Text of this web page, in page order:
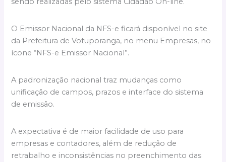
O Emissor Nacional da NFS-e ficará disponível no site
da Prefeitura de Votuporanga, no menu Empresas, no
ícone “NFS-e Emissor Nacional”.
A padronização nacional traz mudanças como
unificação de campos, prazos e interface do sistema
de emissão.
A expectativa é de maior facilidade de uso para
empresas e contadores, além de redução de
retrabalho e inconsistências no preenchimento das